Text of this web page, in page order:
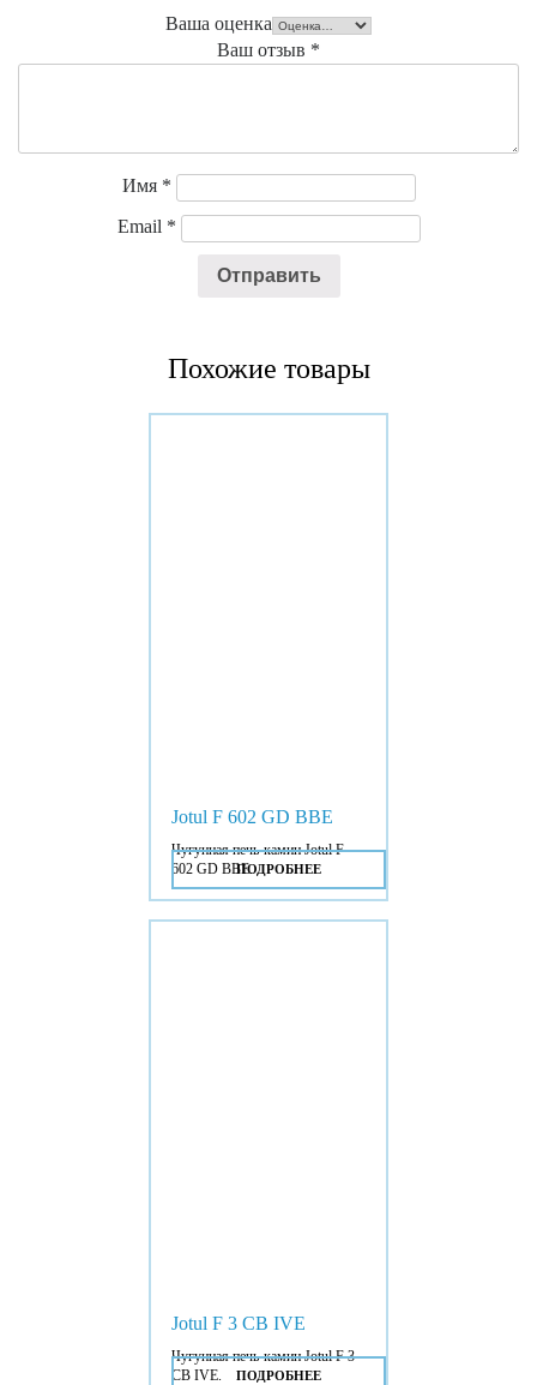
Ваша оценка
Ваш отзыв *
Имя *
Email *
Похожие товары
Jotul F 602 GD BBE
Чугунная печь-камин Jotul F
602 GD BBE.ПОДРОБНЕЕ
Jotul F 3 CB IVE
Чугунная печь-камин Jotul F 3
CB IVE.
ПОДРОБНЕЕ